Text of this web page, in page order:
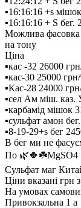
▪️16:16:16 +s
▪️16:16:16 + S бег.
Можлива фасовка
на тону
Ціна
▪️кас -32 26000
▪️кас-30 25000
▪️Кас-28 24000
▪️сел Ам міш. каз.
▪️карбамід мішок
▪️сульфат амон
▪️8-19-29+s бег
В бег ми не
По 🌿🍀☘️MgSO4
Сульфат маг
Ціни вказані грн
На умовах
Привокзальна 1 а